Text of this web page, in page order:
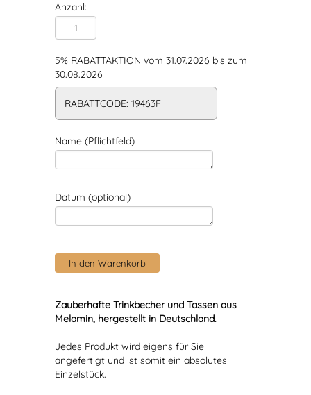
Anzahl:
5% RABATTAKTION vom 31.07.2026 bis zum
30.08.2026
RABATTCODE: 19463F
Name (Pflichtfeld)
Datum (optional)
Zauberhafte Trinkbecher und Tassen aus
Melamin, hergestellt in Deutschland.
Jedes Produkt wird eigens für Sie
angefertigt und ist somit ein absolutes
Einzelstück.